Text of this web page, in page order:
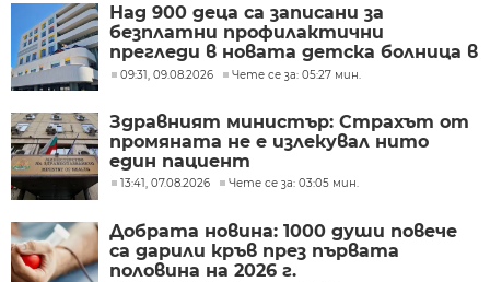
Над 900 деца са записани за
безплатни профилактични
прегледи в новата детска болница в
Бургас
09:31, 09.08.2026 Чете се за: 05:27 мин.
Здравният министър: Страхът от
промяната не е излекувал нито
един пациент
13:41, 07.08.2026 Чете се за: 03:05 мин.
Добрата новина: 1000 души повече
са дарили кръв през първата
половина на 2026 г.